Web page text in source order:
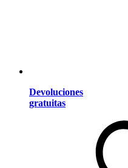
Devoluciones
gratuitas